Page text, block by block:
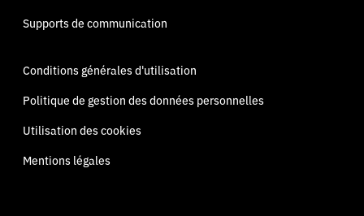
Supports de communication
Conditions générales d'utilisation
Politique de gestion des données personnelles
Utilisation des cookies
Mentions légales